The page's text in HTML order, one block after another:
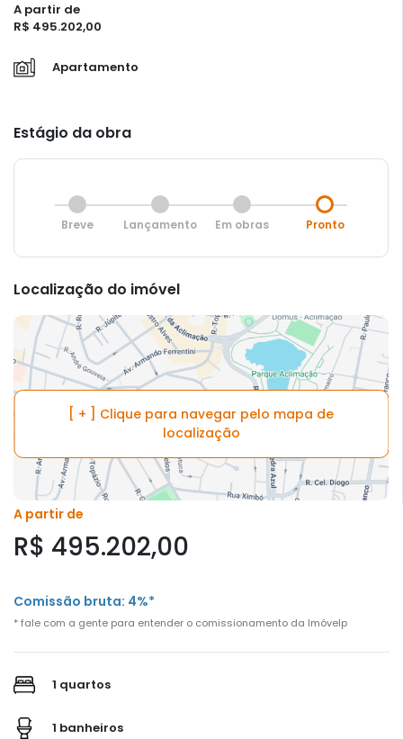
A partir de
R$ 495.202,00
Apartamento
Estágio da obra
Breve Lançamento Em obras Pronto
Localização do imóvel
[ + ] Clique para navegar pelo mapa de
localização
A partir de
R$ 495.202,00
Comissão bruta: 4%*
* fale com a gente para entender o comissionamento da Imóvelp
1 quartos
1 banheiros